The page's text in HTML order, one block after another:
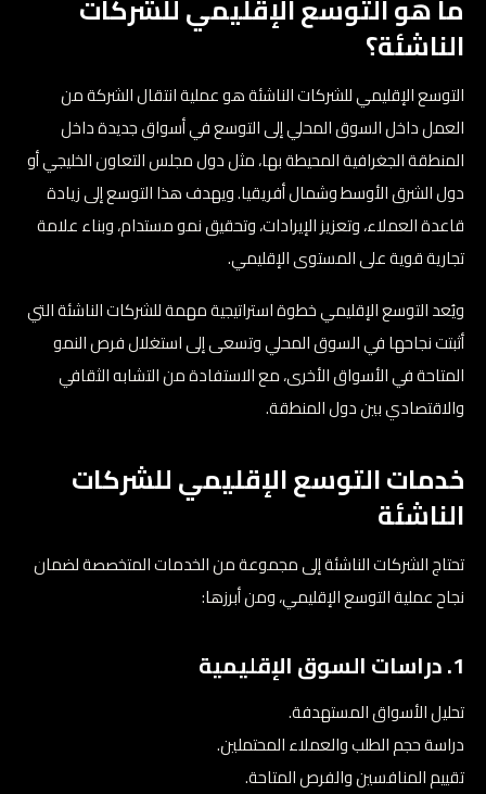
ما هو التوسع الإقليمي للشركات
الناشئة؟
التوسع الإقليمي للشركات الناشئة هو عملية انتقال الشركة من
العمل داخل السوق المحلي إلى التوسع في أسواق جديدة داخل
المنطقة الجغرافية المحيطة بها، مثل دول مجلس التعاون الخليجي أو
دول الشرق الأوسط وشمال أفريقيا. ويهدف هذا التوسع إلى زيادة
قاعدة العملاء، وتعزيز الإيرادات، وتحقيق نمو مستدام، وبناء علامة
تجارية قوية على المستوى الإقليمي.
ويُعد التوسع الإقليمي خطوة استراتيجية مهمة للشركات الناشئة التي
أثبتت نجاحها في السوق المحلي وتسعى إلى استغلال فرص النمو
المتاحة في الأسواق الأخرى، مع الاستفادة من التشابه الثقافي
والاقتصادي بين دول المنطقة.
خدمات التوسع الإقليمي للشركات
الناشئة
تحتاج الشركات الناشئة إلى مجموعة من الخدمات المتخصصة لضمان
نجاح عملية التوسع الإقليمي، ومن أبرزها:
1. دراسات السوق الإقليمية
تحليل الأسواق المستهدفة.
دراسة حجم الطلب والعملاء المحتملين.
تقييم المنافسين والفرص المتاحة.